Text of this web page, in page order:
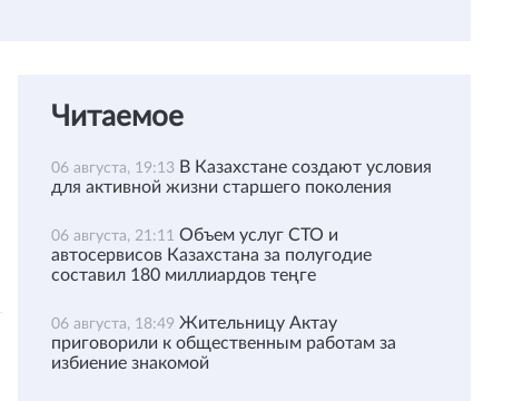
Читаемое
06 августа, 19:13 В Казахстане создают условия
для активной жизни старшего поколения
06 августа, 21:11 Объем услуг СТО и
автосервисов Казахстана за полугодие
составил 180 миллиардов теңге
06 августа, 18:49 Жительницу Актау
приговорили к общественным работам за
избиение знакомой